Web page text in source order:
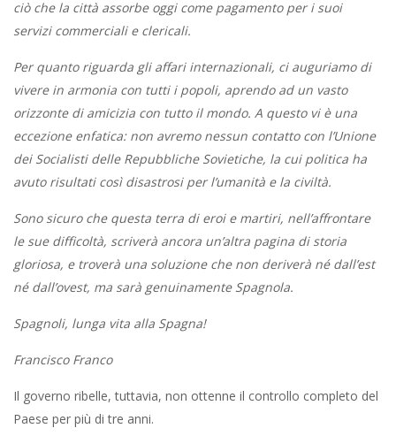
ciò che la città assorbe oggi come pagamento per i suoi
servizi commerciali e clericali.
Per quanto riguarda gli affari internazionali, ci auguriamo di
vivere in armonia con tutti i popoli, aprendo ad un vasto
orizzonte di amicizia con tutto il mondo. A questo vi è una
eccezione enfatica: non avremo nessun contatto con l’Unione
dei Socialisti delle Repubbliche Sovietiche, la cui politica ha
avuto risultati così disastrosi per l’umanità e la civiltà.
Sono sicuro che questa terra di eroi e martiri, nell’affrontare
le sue difficoltà, scriverà ancora un’altra pagina di storia
gloriosa, e troverà una soluzione che non deriverà né dall’est
né dall’ovest, ma sarà genuinamente Spagnola.
Spagnoli, lunga vita alla Spagna!
Francisco Franco
Il governo ribelle, tuttavia, non ottenne il controllo completo del
Paese per più di tre anni.